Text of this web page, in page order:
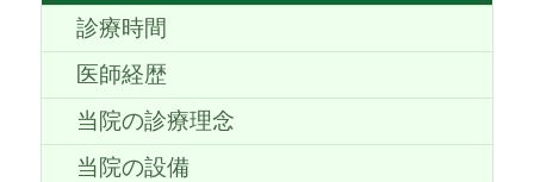
診療時間
医師経歴
当院の診療理念
当院の設備